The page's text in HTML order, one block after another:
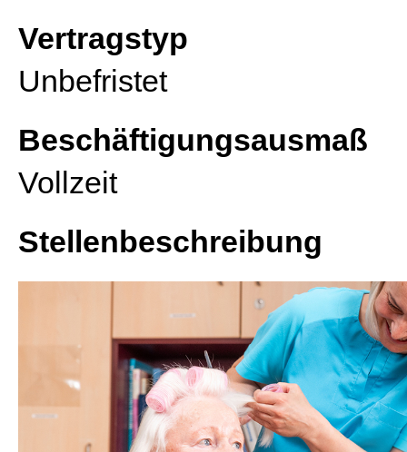
Vertragstyp
Unbefristet
Beschäftigungsausmaß
Vollzeit
Stellenbeschreibung